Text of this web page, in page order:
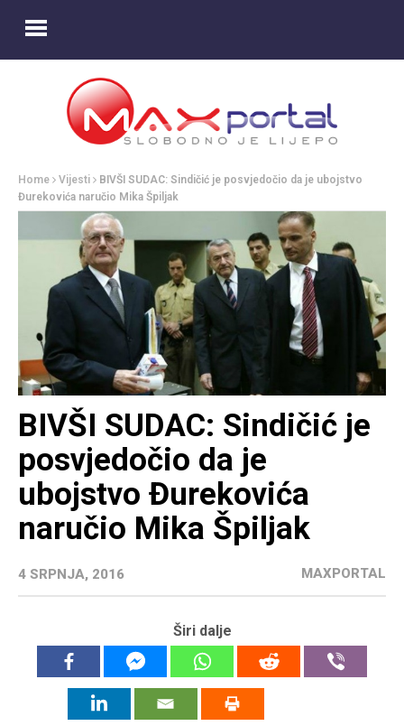
Home Vijesti
BIVŠI SUDAC: Sindičić je posvjedočio da je ubojstvo
Đurekovića naručio Mika Špiljak
BIVŠI SUDAC: Sindičić je
posvjedočio da je
ubojstvo Đurekovića
naručio Mika Špiljak
4 SRPNJA, 2016 MAXPORTAL
Širi dalje